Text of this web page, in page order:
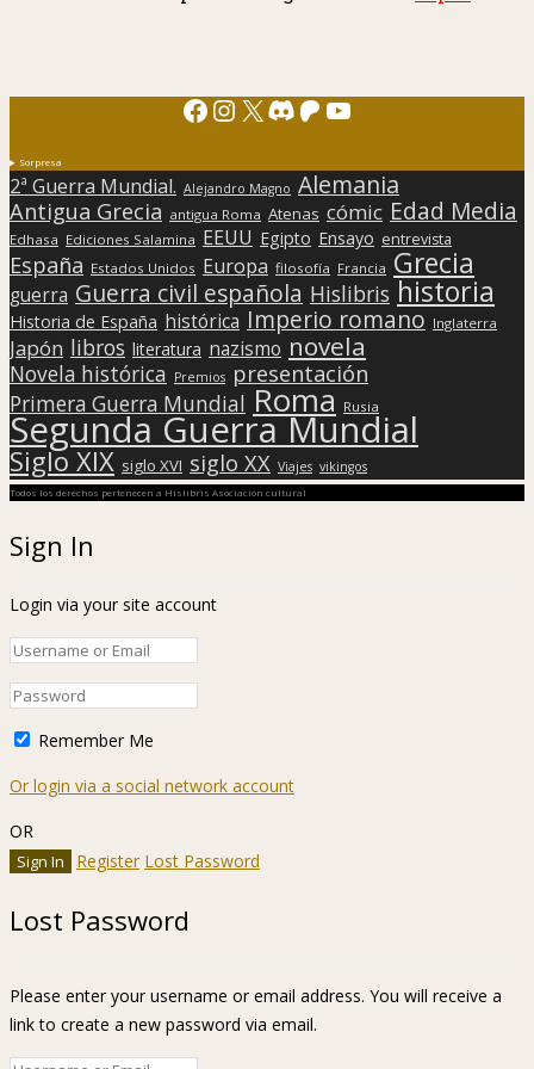
Facebook
Instagram
X Discord
Patreon
YouTube
Sorpresa
2ª Guerra Mundial. Alejandro Magno Alemania
Antigua Grecia antigua Roma Atenas cómic Edad Media
Edhasa Ediciones Salamina EEUU Egipto Ensayo entrevista
España Estados Unidos Europa filosofía Francia Grecia
guerra Guerra civil española Hislibris historia
Historia de España histórica Imperio romano Inglaterra
Japón libros literatura nazismo novela
Novela histórica Premios presentación
Primera Guerra Mundial Roma Rusia
Segunda Guerra Mundial
Siglo XIX siglo XVI siglo XX Viajes vikingos
Todos los derechos pertenecen a Hislibris Asociación cultural
Sign In
Login via your site account
Remember Me
Or login via a social network account
OR
Register Lost Password
Lost Password
Please enter your username or email address. You will receive a
link to create a new password via email.